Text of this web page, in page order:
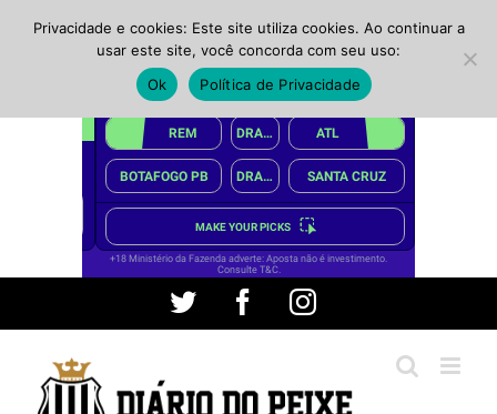
conteúdo
Twitter FacebookInstagram
Privacidade e cookies: Este site utiliza cookies. Ao continuar a
usar este site, você concorda com seu uso:
Ok
Política de Privacidade